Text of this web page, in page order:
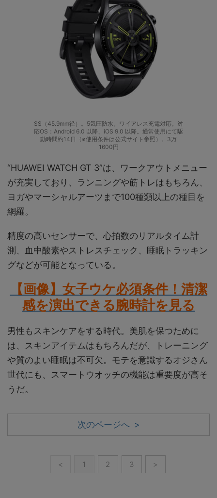
SS（45.9mm径）。5気圧防水。ワイアレス充電対応。対
応OS：Android 6.0 以降、iOS 9.0 以降。通常使用にて駆
動時間約14日（※使用条件は公式サイト参照）。3万
1600円
“HUAWEI WATCH GT 3”は、ワークアウトメニュー
が充実しており、ランニングや筋トレはもちろん、
ヨガやマーシャルアーツまで100種類以上の種目を
網羅。
精度の高いセンサーで、心拍数のリアルタイム計
測、血中酸素やストレスチェック、睡眠トラッキン
グなどが可能となっている。
【画像】女子ウケ必須条件！清潔
感を演出できる腕時計を見る
男性もスキンケアをする時代。美肌を保つために
は、スキンアイテムはもちろんだが、トレーニング
や質のよい睡眠は不可欠。モテを意識するオジさん
世代にも、スマートウオッチの機能は重要度が高そ
うだ。
次のページへ >
< 1 2 3 >